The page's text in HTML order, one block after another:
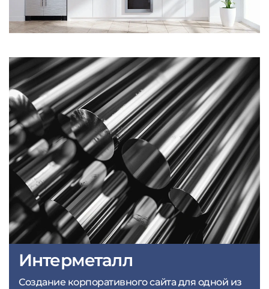
Интерметалл
Создание корпоративного сайта для одной из